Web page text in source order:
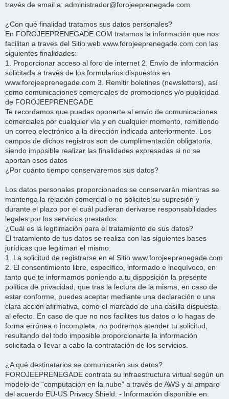
través de email a: administrador@forojeeprenegade.com
¿Con qué finalidad tratamos sus datos personales?
En FOROJEEPRENEGADE.COM tratamos la información que nos
facilitan a traves del Sitio web www.forojeeprenegade.com con las
siguientes finalidades:
1. Proporcionar acceso al foro de internet 2. Envío de información
solicitada a través de los formularios dispuestos en
www.forojeeprenegade.com 3. Remitir boletines (newsletters), así
como comunicaciones comerciales de promociones y/o publicidad
de FOROJEEPRENEGADE
Te recordamos que puedes oponerte al envío de comunicaciones
comerciales por cualquier vía y en cualquier momento, remitiendo
un correo electrónico a la dirección indicada anteriormente. Los
campos de dichos registros son de cumplimentación obligatoria,
siendo imposible realizar las finalidades expresadas si no se
aportan esos datos
¿Por cuánto tiempo conservaremos sus datos?
Los datos personales proporcionados se conservarán mientras se
mantenga la relación comercial o no solicites su supresión y
durante el plazo por el cuál pudieran derivarse responsabilidades
legales por los servicios prestados.
¿Cuál es la legitimación para el tratamiento de sus datos?
El tratamiento de tus datos se realiza con las siguientes bases
jurídicas que legitiman el mismo:
1. La solicitud de registrarse en el Sitio www.forojeeprenegade.com
2. El consentimiento libre, específico, informado e inequívoco, en
tanto que te informamos poniendo a tu disposición la presente
política de privacidad, que tras la lectura de la misma, en caso de
estar conforme, puedes aceptar mediante una declaración o una
clara acción afirmativa, como el marcado de una casilla dispuesta
al efecto. En caso de que no nos facilites tus datos o lo hagas de
forma errónea o incompleta, no podremos atender tu solicitud,
resultando del todo imposible proporcionarte la información
solicitada o llevar a cabo la contratación de los servicios.
¿A qué destinatarios se comunicarán sus datos?
FOROJEEPRENEGADE contrata su infraestructura virtual según un
modelo de “computación en la nube” a través de AWS y al amparo
del acuerdo EU-US Privacy Shield. - Información disponible en: